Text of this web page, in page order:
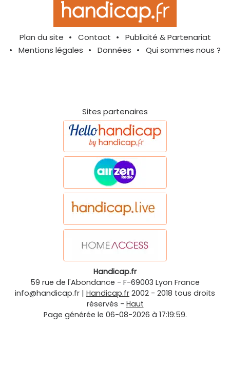
Plan du site Contact
Publicité & Partenariat
Mentions légales
Données Qui sommes nous ?
Sites partenaires
Handicap.fr
59 rue de l'Abondance - F-69003 Lyon France
info@handicap.fr | Handicap.fr 2002 - 2018 tous droits
réservés - Haut
Page générée le 06-08-2026 à 17:19:59.